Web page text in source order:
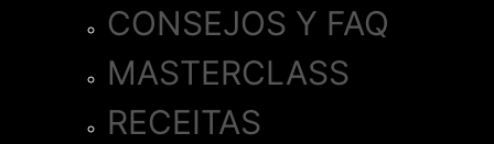
CONSEJOS Y FAQ
MASTERCLASS
RECEITAS